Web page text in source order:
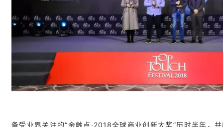
备受业界关注的“金触点·2018全球商业创新大奖”历时半年，